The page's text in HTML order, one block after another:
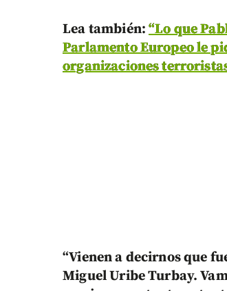
Lea también:“Lo que
Parlamento Europeo le
organizaciones
“Vienen a decirnos que
Miguel Uribe Turbay.